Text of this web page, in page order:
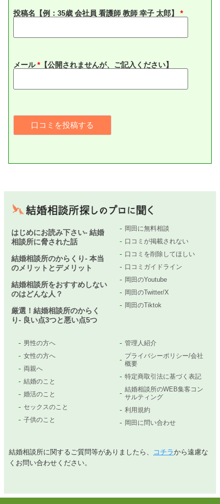
投稿名【例：35歳 会社員 看護師 教師 幸子 太郎】
メール* 【公開されませんが、ご記入ください】
はじめにお読み下さい- 結婚
相談所に脅された話
結婚相談所のからくり- 本当
のメリットとデメリット
結婚相談所をおすすめしない
のはどんな人？
厳選！結婚相談所のからく
り- 良い点3つと悪い点5つ
岡田に無料相談
口コミが掲載されない
口コミを削除してほしい
口コミガイドライン
岡田のYoutube
岡田のTwitter/X
岡田のTiktok
男性の方へ
女性の方へ
両親へ
結婚のこと
婚活のこと
セックスのこと
子供のこと
管理人紹介
プライバシーポリシー/会社
概要
特定商取引法に基づく表記
結婚相談所のWEB集客コン
サルティング
利用規約
岡田に問い合わせ
結婚相談所に関するご質問等がありましたら、 コチラから遠慮な
くお問い合わせください。